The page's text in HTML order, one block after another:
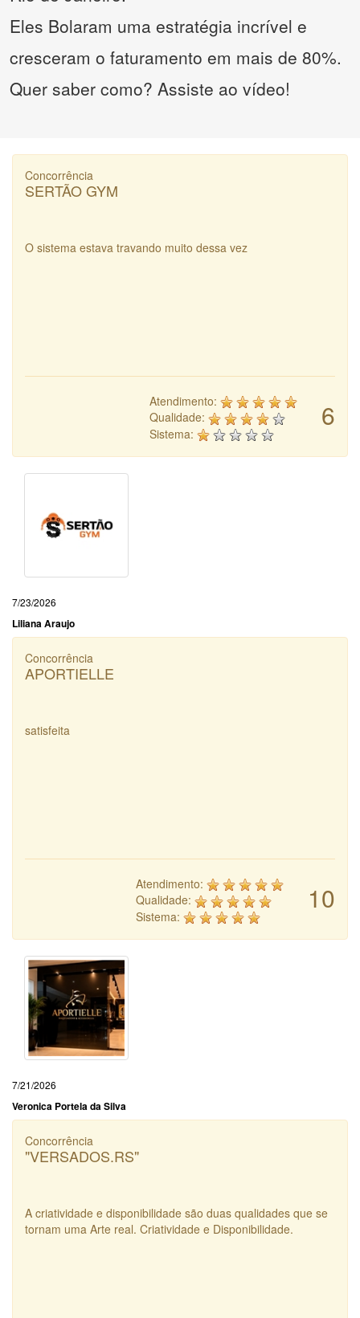
Eles Bolaram uma estratégia incrível e
cresceram o faturamento em mais de 80%.
Quer saber como? Assiste ao vídeo!
Concorrência
SERTÃO GYM
O sistema estava travando muito dessa vez
6
Atendimento:
Qualidade:
Sistema:
7/23/2026
Liliana Araujo
Concorrência
APORTIELLE
satisfeita
10
Atendimento:
Qualidade:
Sistema:
7/21/2026
Veronica Portela da Silva
Concorrência
"VERSADOS.RS"
A criatividade e disponibilidade são duas qualidades que se
tornam uma Arte real. Criatividade e Disponibilidade.